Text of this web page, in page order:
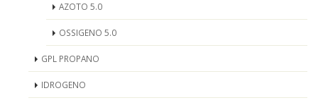
AZOTO 5.0
OSSIGENO 5.0
GPL PROPANO
IDROGENO